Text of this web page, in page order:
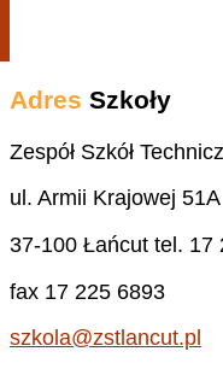
Adres Szkoły
Zespół Szkół
ul. Armii Krajowej 51A
37-100 Łańcut tel. 17
fax 17 225 6893
szkola@zstlancut.pl